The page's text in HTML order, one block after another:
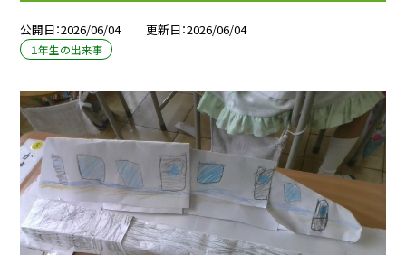
公開日 2026/06/04 更新日 2026/06/04
１年生の出来事